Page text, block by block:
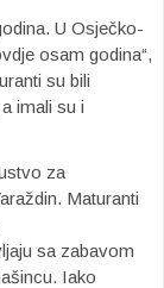
U Osječko-
osam godina“,
su bili
imali su i
za
Maturanti
sa zabavom
Iako